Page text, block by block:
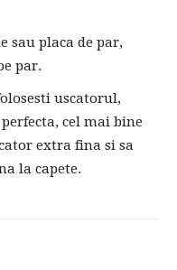
sau placa de par,
par.
uscatorul,
cel mai bine
extra fina si sa
la capete.